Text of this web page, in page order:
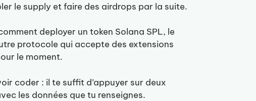
le supply et faire des airdrops par la suite.
deployer un token Solana SPL, le
protocole qui accepte des extensions
le moment.
coder : il te suffit d’appuyer sur deux
les données que tu renseignes.